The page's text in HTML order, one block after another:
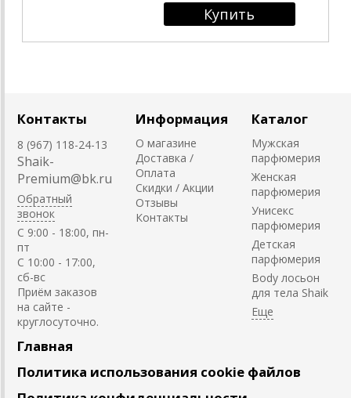
Контакты
8 (967) 118-24-13
Shaik-
Premium@bk.ru
Обратный
звонок
C 9:00 - 18:00, пн-
пт
С 10:00 - 17:00,
сб-вс
Приём заказов
на сайте -
круглосуточно.
Информация
О магазине
Доставка /
Оплата
Скидки / Акции
Отзывы
Контакты
Каталог
Мужская
парфюмерия
Женская
парфюмерия
Унисекс
парфюмерия
Детская
парфюмерия
Body лосьон
для тела Shaik
Главная
Политика использования cookie файлов